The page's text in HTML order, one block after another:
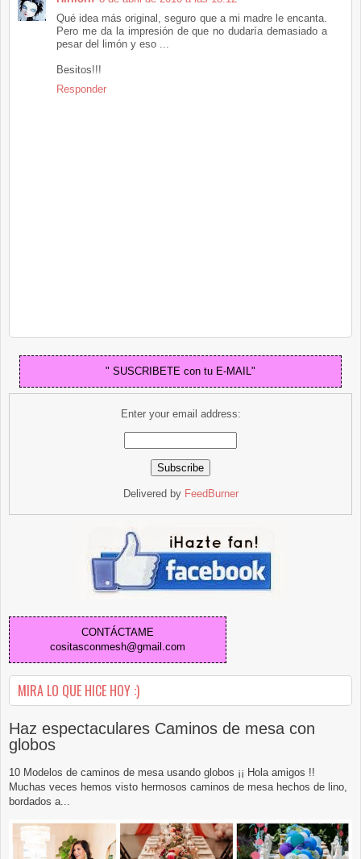
Qué idea más original, seguro que a mi madre le encanta.
Pero me da la impresión de que no dudaría demasiado a
pesar del limón y eso ...
Besitos!!!
Responder
" SUSCRIBETE con tu E-MAIL"
Enter your email address:
Delivered by FeedBurner
CONTÁCTAME
cositasconmesh@gmail.com
MIRA LO QUE HICE HOY :)
Haz espectaculares Caminos de mesa con
globos
10 Modelos de caminos de mesa usando globos ¡¡ Hola amigos !!
Muchas veces hemos visto hermosos caminos de mesa hechos de lino,
bordados a...